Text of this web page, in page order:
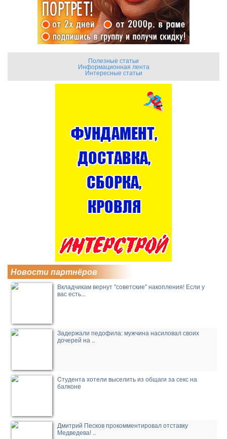
Полезные статьи
Информационная лента
Интересные статьи
Новости партнёров
Вкладчикам вернут "советские" накопления! Если у
вас есть...
Задержали педофила: мужчина насиловал своих
дочерей на ..
Cтудента хотели выселить из общаги за секс на
балконе
Дмитрий Песков прокомментировал отставку
Медведева! ..